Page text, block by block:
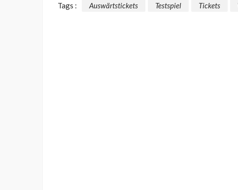
Tags : Auswärtstickets Testspiel Tickets